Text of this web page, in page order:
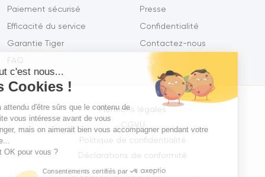
Salut c'est nous...
les Cookies !
On a attendu d'être sûrs que le contenu de
ce site vous intéresse avant de vous
déranger, mais on aimerait bien vous accompagner pendant votre
C'est OK pour vous ?
Consentements certifiés par
Paiement sécurisé
Efficacité du service
Garantie Tiger
FAQ
Presse
Confidentialité
Contactez-nous
Mentions légales
CGVU
Politique de confidentialité
Déclarations de conformité